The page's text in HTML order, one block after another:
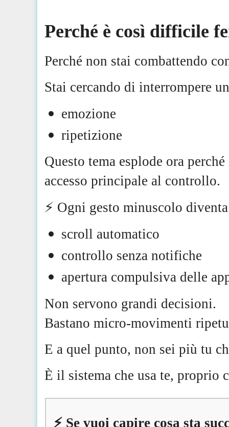
Perché è così difficile
Perché non stai combattendo
Stai cercando di interrompere
emozione
ripetizione
Questo tema esplode ora
accesso principale al controllo.
⚡️ Ogni gesto minuscolo
scroll automatico
controllo senza notifiche
apertura compulsiva delle
Non servono grandi decisioni.
Bastano micro-movimenti
E a quel punto, non sei più tu
È il sistema che usa te, proprio
⚡️ Se vuoi capire cosa sta